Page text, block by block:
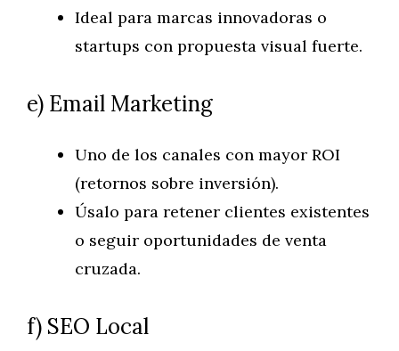
Ideal para marcas innovadoras o
startups con propuesta visual fuerte.
e) Email Marketing
Uno de los canales con mayor ROI
(retornos sobre inversión).
Úsalo para retener clientes existentes
o seguir oportunidades de venta
cruzada.
f) SEO Local